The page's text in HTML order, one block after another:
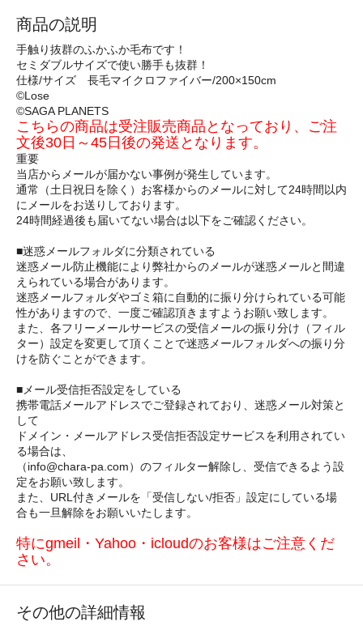
商品の説明
手触り抜群のふかふか毛布です！
セミダブルサイズで使い勝手も抜群！
仕様/サイズ 長毛マイクロファイバー/200×150cm
©Lose
©SAGA PLANETS
こちらの商品は受注販売商品となっており、ご注
文後30日～45日後の発送となります。
重要
当店からメールが届かない事例が発生しています。
通常（土日祝日を除く）お客様からのメールに対して24時間以内
にメールをお送りしております。
24時間経過後も届いてない場合は以下をご確認ください。
■迷惑メールフォルダに分類されている
迷惑メール防止機能により弊社からのメールが迷惑メールと間違
えられている場合があります。
迷惑メールフォルダやゴミ箱に自動的に振り分けられている可能
性がありますので、一度ご確認頂きますようお願い致します。
また、各フリーメールサービスの受信メールの振り分け（フィル
ター）設定を変更して頂くことで迷惑メールフォルダへの振り分
けを防ぐことができます。
■メール受信拒否設定をしている
携帯電話メールアドレスでご登録されており、迷惑メール対策と
して
ドメイン・メールアドレス受信拒否設定サービスを利用されてい
る場合は、
（info@chara-pa.com）のフィルター解除し、受信できるよう設
定をお願い致します。
また、URL付きメールを「受信しない/拒否」設定にしている場
合も一旦解除をお願いいたします。
特にgmeil・Yahoo・icloudのお客様はご注意くだ
さい。
その他の詳細情報